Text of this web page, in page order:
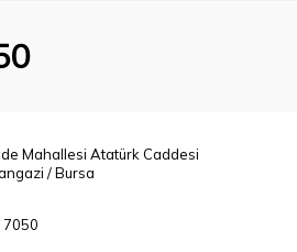
Mahallesi Atatürk Caddesi
/ Bursa
7050